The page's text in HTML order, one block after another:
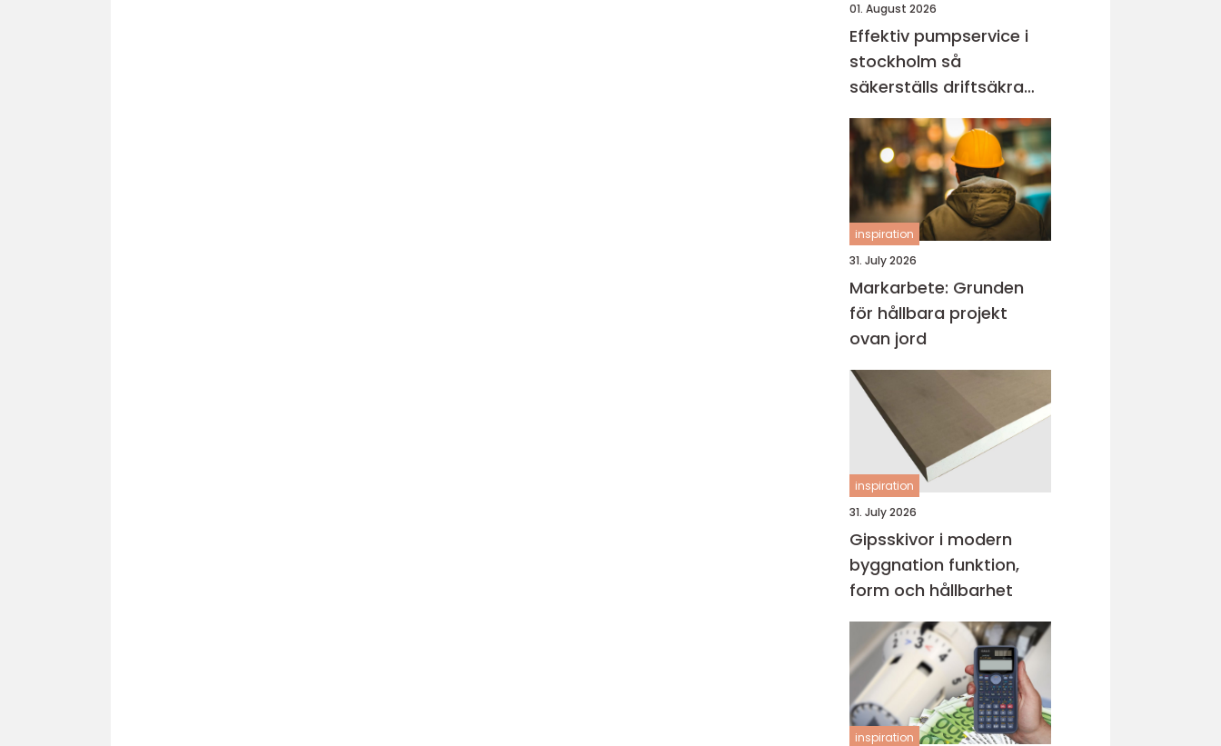
01. August 2026
Effektiv pumpservice i
stockholm så
säkerställs driftsäkra
anläggningar
inspiration
31. July 2026
Markarbete: Grunden
för hållbara projekt
ovan jord
inspiration
31. July 2026
Gipsskivor i modern
byggnation funktion,
form och hållbarhet
inspiration